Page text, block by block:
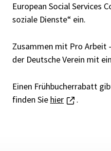
European Social Services
soziale Dienste“ ein.
Zusammen mit Pro Arbeit
der Deutsche Verein mit
Einen Frühbucherrabatt
finden Sie hier .